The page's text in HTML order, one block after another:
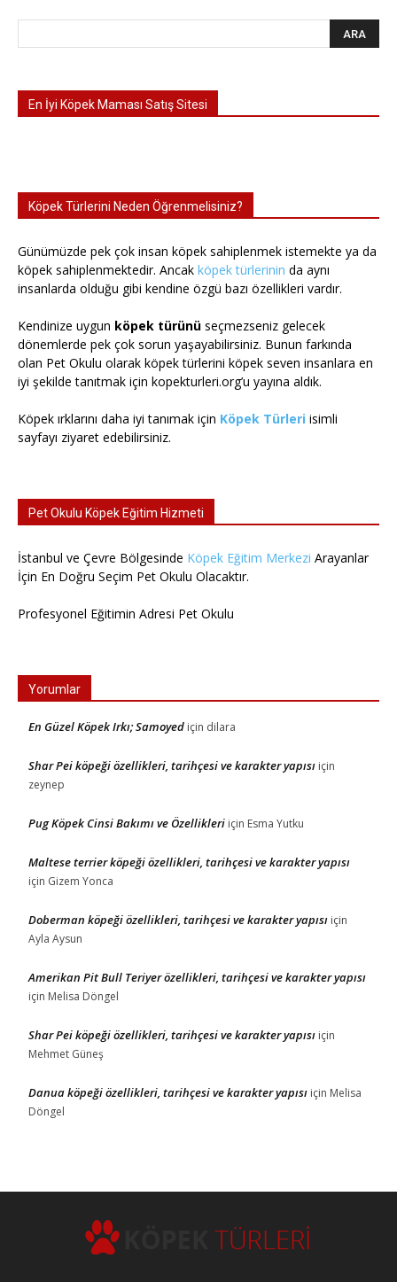
En İyi Köpek Maması Satış Sitesi
Köpek Türlerini Neden Öğrenmelisiniz?
Günümüzde pek çok insan köpek sahiplenmek istemekte ya da
köpek sahiplenmektedir. Ancak köpek türlerinin da aynı
insanlarda olduğu gibi kendine özgü bazı özellikleri vardır.
Kendinize uygun köpek türünü seçmezseniz gelecek
dönemlerde pek çok sorun yaşayabilirsiniz. Bunun farkında
olan Pet Okulu olarak köpek türlerini köpek seven insanlara en
iyi şekilde tanıtmak için kopekturleri.org’u yayına aldık.
Köpek ırklarını daha iyi tanımak için Köpek Türleri isimli
sayfayı ziyaret edebilirsiniz.
Pet Okulu Köpek Eğitim Hizmeti
İstanbul ve Çevre Bölgesinde Köpek Eğitim Merkezi Arayanlar
İçin En Doğru Seçim Pet Okulu Olacaktır.
Profesyonel Eğitimin Adresi Pet Okulu
Yorumlar
En Güzel Köpek Irkı; Samoyed için dilara
Shar Pei köpeği özellikleri, tarihçesi ve karakter yapısı için
zeynep
Pug Köpek Cinsi Bakımı ve Özellikleri için Esma Yutku
Maltese terrier köpeği özellikleri, tarihçesi ve karakter yapısı
için Gizem Yonca
Doberman köpeği özellikleri, tarihçesi ve karakter yapısı için
Ayla Aysun
Amerikan Pit Bull Teriyer özellikleri, tarihçesi ve karakter yapısı
için Melisa Döngel
Shar Pei köpeği özellikleri, tarihçesi ve karakter yapısı için
Mehmet Güneş
Danua köpeği özellikleri, tarihçesi ve karakter yapısı için Melisa
Döngel